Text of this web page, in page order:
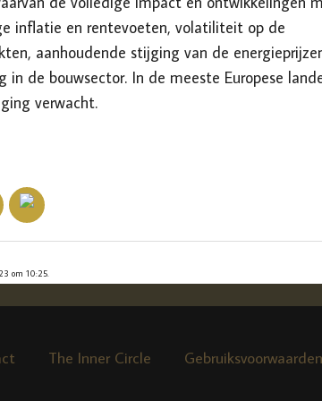
inflatie en rentevoeten, volatiliteit op de
aanhoudende stijging van de
in de bouwsector. In de meeste Europese
verwacht.
om 10:25.
The Inner Circle Gebruiksvoorwaarden